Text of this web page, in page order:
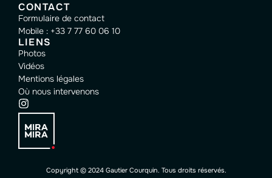
CONTACT
Formulaire de contact
Mobile : +33 7 77 60 06 10
LIENS
Photos
Vidéos
Mentions légales
Où nous intervenons
Copyright © 2024 Gautier Courquin. Tous droits réservés.